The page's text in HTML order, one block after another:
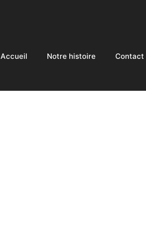
Accueil Notre histoire Contact